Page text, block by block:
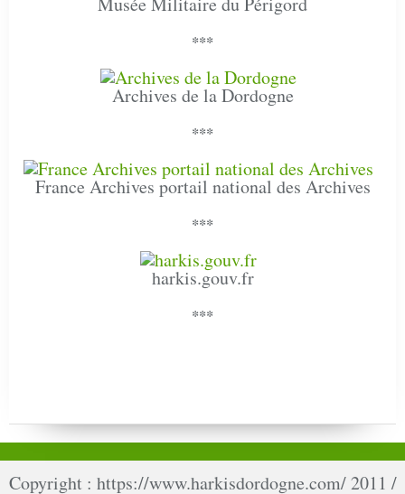
***
Archives de la Dordogne
***
France Archives portail national des Archives
***
harkis.gouv.fr
***
Copyright : https://www.harkisdordogne.com/ 2011 /